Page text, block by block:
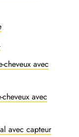
cheveux avec
cheveux avec
avec capteur